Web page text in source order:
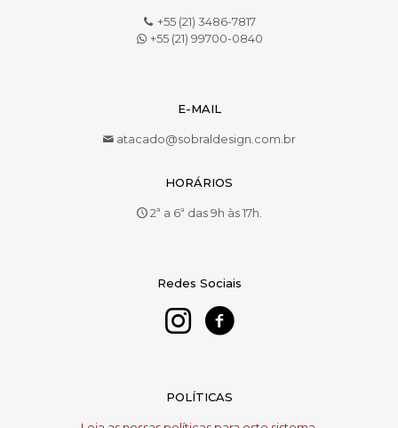
+55 (21) 3486-7817
+55 (21) 99700-0840
E-MAIL
atacado@sobraldesign.com.br
HORÁRIOS
2ª a 6ª das 9h às 17h.
Redes Sociais
POLÍTICAS